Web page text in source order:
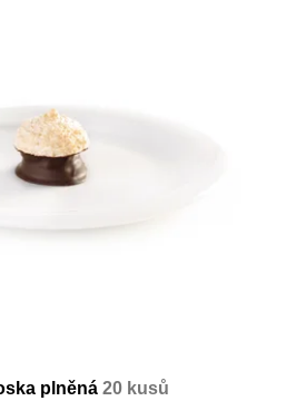
plněná 20 kusů